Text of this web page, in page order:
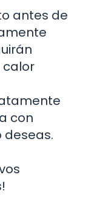
antes de
calor
con
deseas.